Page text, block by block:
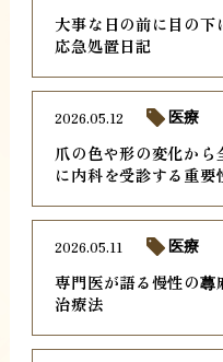
大事な日の前に目の下
応急処置日記
爪の色や形の変化から
に内科を受診する重要
2026.05.12 医療
専門医が語る慢性の蕁
治療法
2026.05.11 医療